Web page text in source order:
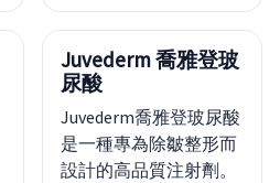
Juvederm 喬雅登玻
尿酸
Juvederm喬雅登玻尿酸
是一種專為除皺整形而
設計的高品質注射劑。